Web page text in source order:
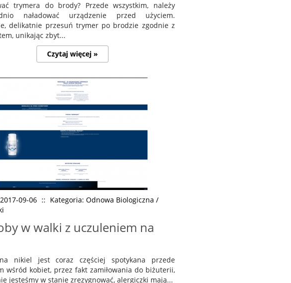
trymera do brody? Przede wszystkim, należy
naładować urządzenie przed użyciem.
delikatnie przesuń trymer po brodzie zgodnie z
unikając zbyt...
Czytaj więcej »
09-06 :: Kategoria: Odnowa Biologiczna /
w walki z uczuleniem na
nikiel jest coraz częściej spotykana przede
wśród kobiet, przez fakt zamiłowania do biżuterii,
jesteśmy w stanie zrezygnować, alergiczki mają...